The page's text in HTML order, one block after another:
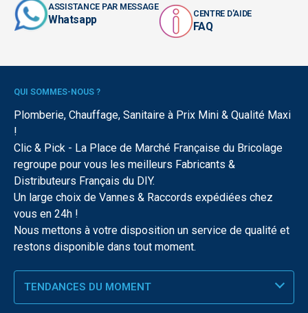
ASSISTANCE PAR MESSAGE
Whatsapp CENTRE D'AIDE
FAQ
QUI SOMMES-NOUS ?
Plomberie, Chauffage, Sanitaire à Prix Mini & Qualité Maxi
!
Clic & Pick - La Place de Marché Française du Bricolage
regroupe pour vous les meilleurs Fabricants &
Distributeurs Français du DIY.
Un large choix de Vannes & Raccords expédiées chez
vous en 24h !
Nous mettons à votre disposition un service de qualité et
restons disponible dans tout moment.
TENDANCES DU MOMENT